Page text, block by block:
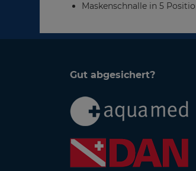
Maskenschnalle in 5
Gut abgesichert?